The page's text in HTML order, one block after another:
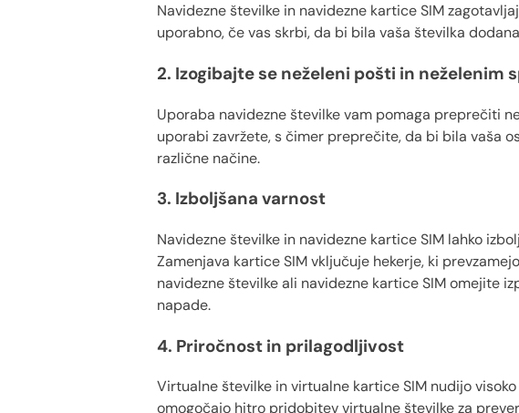
Navidezne številke in navidezne kartice SIM
uporabno, če vas skrbi, da bi bila vaša številka
2. Izogibajte se neželeni pošti in neželenim
Uporaba navidezne številke vam pomaga preprečiti
uporabi zavržete, s čimer preprečite, da bi bila vaša
različne načine.
3. Izboljšana varnost
Navidezne številke in navidezne kartice SIM lahko
Zamenjava kartice SIM vključuje hekerje, ki
navidezne številke ali navidezne kartice SIM omejite
napade.
4. Priročnost in prilagodljivost
Virtualne številke in virtualne kartice SIM nudijo
omogočajo hitro pridobitev virtualne številke za